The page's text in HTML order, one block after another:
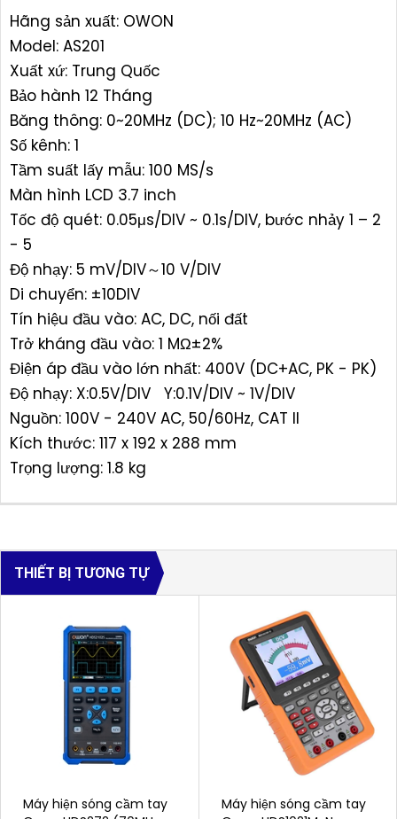
Hãng sản xuất: OWON
Model: AS201
Xuất xứ: Trung Quốc
Bảo hành 12 Tháng
Băng thông: 0~20MHz (DC); 10 Hz~20MHz (AC)
Số kênh: 1
Tầm suất lấy mẫu: 100 MS/s
Màn hình LCD 3.7 inch
Tốc độ quét: 0.05μs/DIV ~ 0.1s/DIV, bước nhảy 1 – 2
- 5
Độ nhạy: 5 mV/DIV～10 V/DIV
Di chuyển: ±10DIV
Tín hiệu đầu vào: AC, DC, nối đất
Trở kháng đầu vào: 1 MΩ±2%
Điện áp đầu vào lớn nhất: 400V (DC+AC, PK - PK)
Độ nhạy: X:0.5V/DIV Y:0.1V/DIV ~ 1V/DIV
Nguồn: 100V - 240V AC, 50/60Hz, CAT II
Kích thước: 117 x 192 x 288 mm
Trọng lượng: 1.8 kg
THIẾT BỊ TƯƠNG TỰ
Máy hiện sóng cầm tay
Máy hiện sóng cầm tay